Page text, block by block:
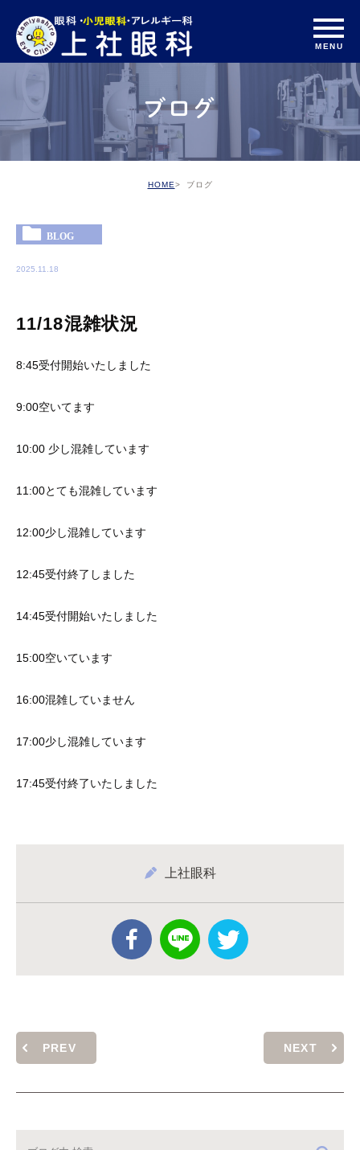
ブログ
HOME ブログ
BLOG
2025.11.18
11/18混雑状況
8:45受付開始いたしました
9:00空いてます
10:00 少し混雑しています
11:00とても混雑しています
12:00少し混雑しています
12:45受付終了しました
14:45受付開始いたしました
15:00空いています
16:00混雑していません
17:00少し混雑しています
17:45受付終了いたしました
上社眼科
PREV NEXT